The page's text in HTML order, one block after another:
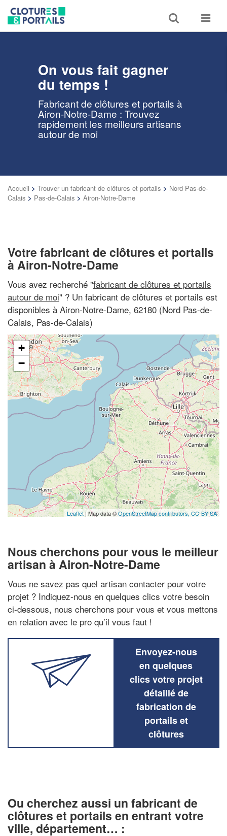
Toggle
search
Toggle
On vous fait gagner
du temps !
Fabricant de clôtures et portails à
Airon-Notre-Dame : Trouvez
rapidement les meilleurs artisans
autour de moi
Accueil > Trouver un fabricant de clôtures et portails > Nord Pas-de-
Calais > Pas-de-Calais > Airon-Notre-Dame
Votre fabricant de clôtures et portails
à Airon-Notre-Dame
Vous avez recherché "fabricant de clôtures et portails
autour de moi" ? Un fabricant de clôtures et portails est
disponibles à Airon-Notre-Dame, 62180 (Nord Pas-de-
Calais, Pas-de-Calais)
+
−
Leaflet | Map data ©OpenStreetMap contributors, CC-BY-SA
Nous cherchons pour vous le meilleur
artisan à Airon-Notre-Dame
Vous ne savez pas quel artisan contacter pour votre
projet ? Indiquez-nous en quelques clics votre besoin
ci-dessous, nous cherchons pour vous et vous mettons
en relation avec le pro qu’il vous faut !
Envoyez-nous
en quelques
clics votre projet
détaillé de
fabrication de
portails et
clôtures
Ou cherchez aussi un fabricant de
clôtures et portails en entrant votre
ville, département… :